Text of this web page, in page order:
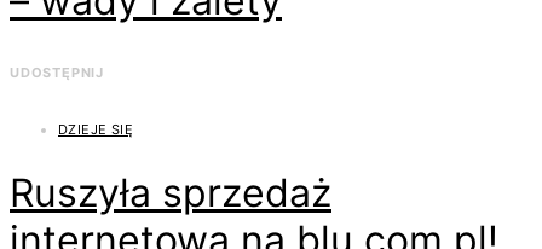
UDOSTĘPNIJ
DZIEJE SIĘ
Ruszyła sprzedaż